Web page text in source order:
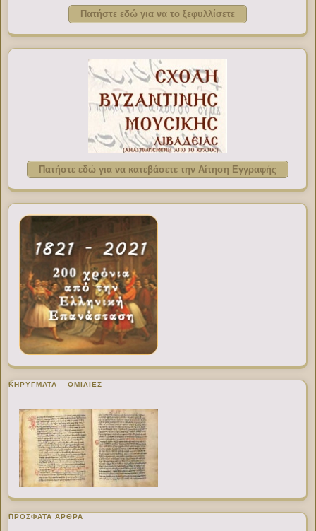
Πατήστε εδώ για να το ξεφυλλίσετε
Πατήστε εδώ για να κατεβάσετε την Αίτηση Εγγραφής
ΚΗΡΥΓΜΑΤΑ – ΟΜΙΛΙΕΣ
ΠΡΌΣΦΑΤΑ ΆΡΘΡΑ